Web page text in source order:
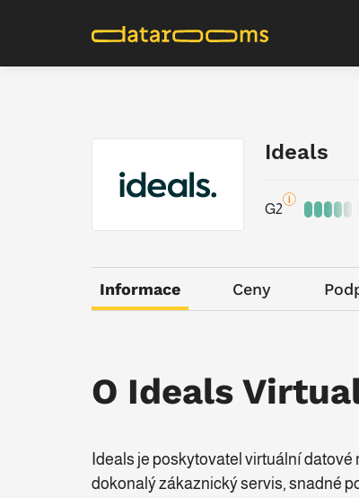
Ideals
G2
Informace Ceny
O Ideals
Ideals je poskytovatel virtuální
dokonalý zákaznický servis, snadné